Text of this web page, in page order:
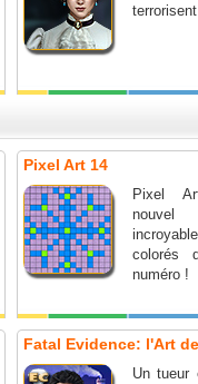
Pixel Art 14
Pixel
colorés
numéro !
Fatal Evidence: l'Art
Un tueur